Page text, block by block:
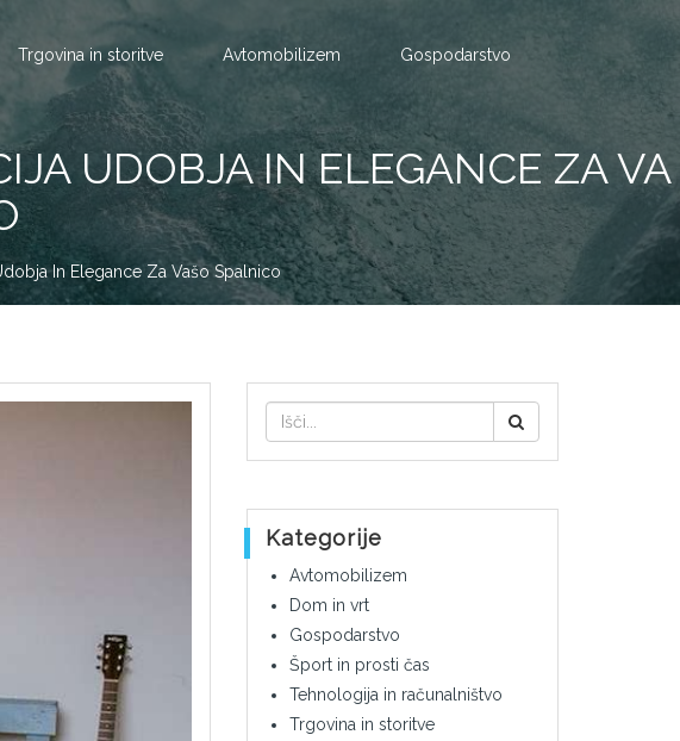
Trgovina in storitve Avtomobilizem Gospodarstvo
UDOBJA IN ELEGANCE ZA VA
In Elegance Za Vašo Spalnico
Kategorije
Avtomobilizem
Dom in vrt
Gospodarstvo
Šport in prosti čas
Tehnologija in računalništvo
Trgovina in storitve